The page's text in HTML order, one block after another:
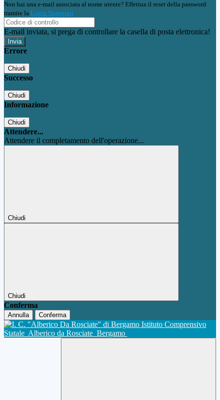
Non hai una e-mail associata al nome utente? Effettua il reset della password
tramite la Login Spaggiari
E-mail inviata, si prega di controllare la casella di posta elettronica!
Errore
Chiudi
Successo
Chiudi
Informazione
Chiudi
Attendere...
Attendere il completamento dell'operazione...
Chiudi
Chiudi
Conferma
Annulla Conferma
Istituto Comprensivo
Statale Alberico da Rosciate Bergamo